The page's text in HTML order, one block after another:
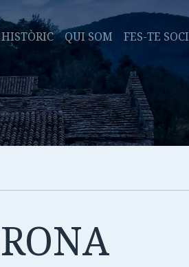
HISTÒRIC QUI SOM FES-TE SOCI